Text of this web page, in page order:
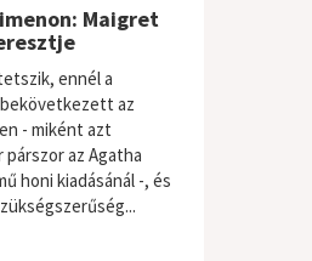
Maigret
ennél a
az
- miként azt
az Agatha
honi kiadásánál -, és